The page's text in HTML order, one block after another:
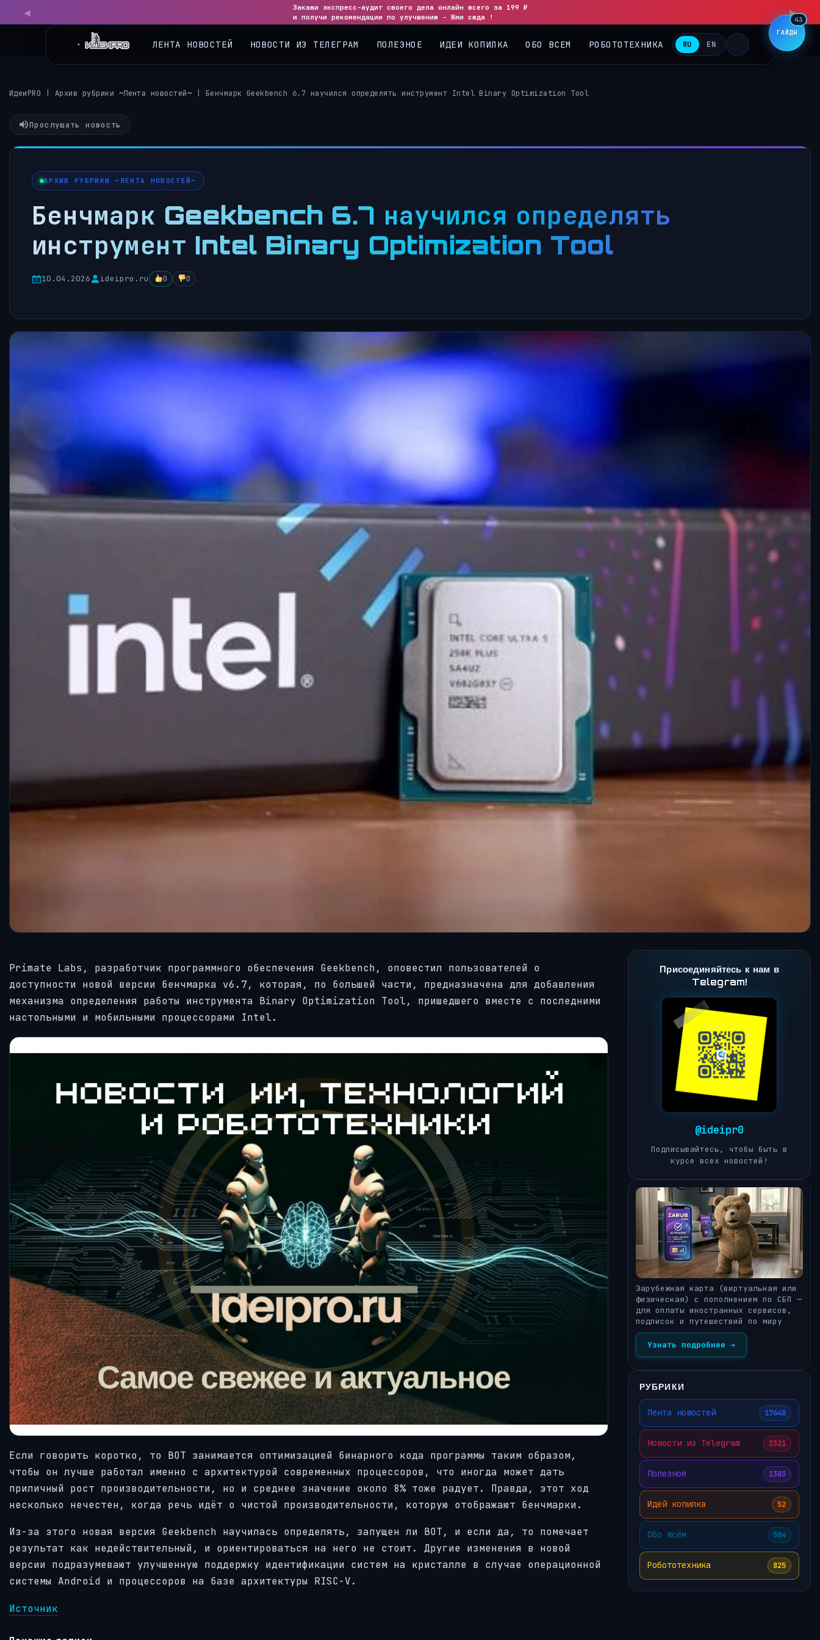
Закажи экспресс-аудит своего дела онлайн всего за 199 ₽
и получи рекомендации по улучшению - Жми сюда !
RU EN
ИдеиPRO Архив рубрики ~Лента новостей~ Бенчмарк Geekbench 6.7 научился определять инструмент Intel Binary Optimization Tool
Прослушать новость
АРХИВ РУБРИКИ ~ЛЕНТА НОВОСТЕЙ~
Бенчмарк Geekbench 6.7 научился определять
инструмент Intel Binary Optimization Tool
10.04.2026 ideipro.ru 0 0
Primate Labs, разработчик программного обеспечения Geekbench, оповестил пользователей о
доступности новой версии бенчмарка v6.7, которая, по большей части, предназначена для добавления
механизма определения работы инструмента Binary Optimization Tool, пришедшего вместе с последними
настольными и мобильными процессорами Intel.
Если говорить коротко, то BOT занимается оптимизацией бинарного кода программы таким образом,
чтобы он лучше работал именно с архитектурой современных процессоров, что иногда может дать
приличный рост производительности, но и среднее значение около 8% тоже радует. Правда, этот ход
несколько нечестен, когда речь идёт о чистой производительности, которую отображают бенчмарки.
Из-за этого новая версия Geekbench научилась определять, запущен ли BOT, и если да, то помечает
результат как недействительный, и ориентироваться на него не стоит. Другие изменения в новой
версии подразумевают улучшенную поддержку идентификации систем на кристалле в случае операционной
системы Android и процессоров на базе архитектуры RISC-V.
Источник
Присоединяйтесь к нам в
Telegram!
@ideipr0
Подписывайтесь, чтобы быть в
курсе всех новостей!
Зарубежная карта (виртуальная или
физическая) с пополнением по СБП —
для оплаты иностранных сервисов,
подписок и путешествий по миру
Узнать подробнее →
РУБРИКИ
Лента новостей 17648
Новости из Telegram 3321
Полезное 1303
Идей копилка 52
Обо всём 504
Робототехника 825
ГАЙДЫ
43